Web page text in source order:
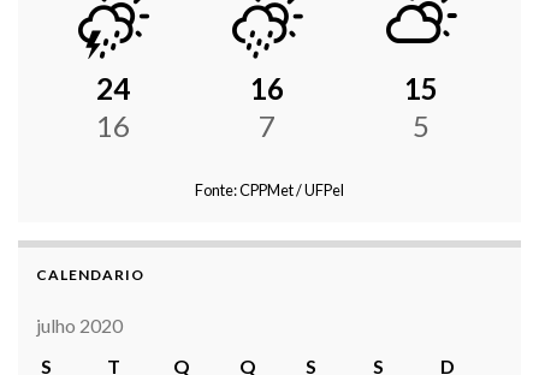
24
16
16
7
15
5
Fonte: CPPMet / UFPel
CALENDARIO
julho 2020
S
T Q Q S S
D